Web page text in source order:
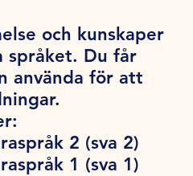
och kunskaper
språket. Du får
använda för att
2 (sva 2)
1 (sva 1)